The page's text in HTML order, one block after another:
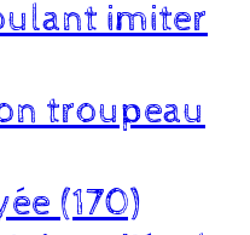
imiter
troupeau
(170)